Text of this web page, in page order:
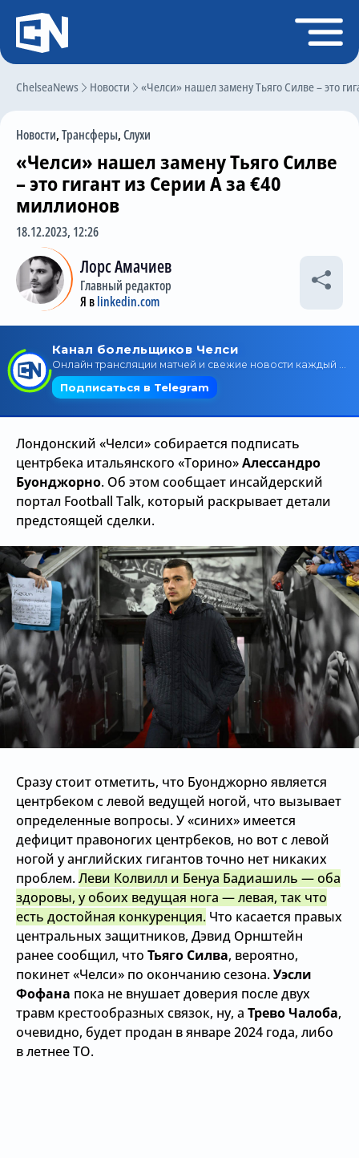
ChelseaNews Новости «Челси» нашел замену Тьяго Силве – это
Новости,Трансферы,Слухи
«Челси» нашел замену Тьяго Силве
– это гигант из Серии А за €40
миллионов
18.12.2023, 12:26
Лорс Амачиев
Главный редактор
Я вlinkedin.com
Лондонский «Челси» собирается подписать
центрбека итальянского «Торино»Алессандро
Буонджорно. Об этом сообщает инсайдерский
портал Football Talk, который раскрывает детали
предстоящей сделки.
Сразу стоит отметить, что Буонджорно является
центрбеком с левой ведущей ногой, что вызывает
определенные вопросы. У «синих» имеется
дефицит правоногих центрбеков, но вот с левой
ногой у английских гигантов точно нет никаких
проблем.Леви Колвилл и Бенуа Бадиашиль — оба
здоровы, у обоих ведущая нога — левая, так что
есть достойная конкуренция. Что касается правых
центральных защитников, Дэвид Орнштейн
ранее сообщил, что Тьяго Силва, вероятно,
покинет «Челси» по окончанию сезона.Уэсли
Фофана пока не внушает доверия после двух
травм крестообразных связок, ну, а Трево Чалоба,
очевидно, будет продан в январе 2024 года, либо
в летнее ТО.
Регистрация
Главная
Чат
Трансферы
Слухи
История Челси
Статистика
Календарь игр
Состав команды
Поиск по сайту
Трансляции
О сайте
Контакты